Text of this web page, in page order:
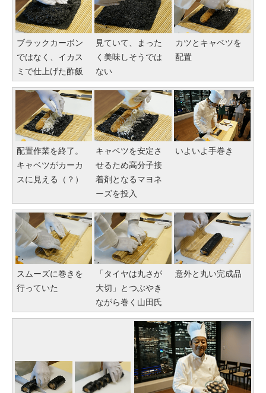
ブラックカーボン
ではなく、イカス
ミで仕上げた酢飯
見ていて、まった
く美味しそうでは
ない
カツとキャベツを
配置
配置作業を終了。
キャベツがカーカ
スに見える（？）
キャベツを安定さ
せるため高分子接
着剤となるマヨネ
ーズを投入
いよいよ手巻き
スムーズに巻きを
行っていた
「タイヤは丸さが
大切」とつぶやき
ながら巻く山田氏
意外と丸い完成品